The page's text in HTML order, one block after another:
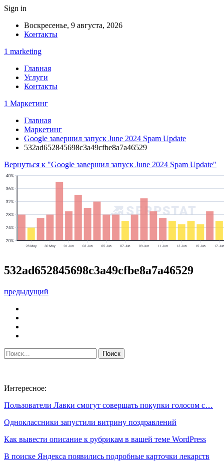
Sign in
Воскресенье, 9 августа, 2026
Контакты
1 marketing
Главная
Услуги
Контакты
1 Маркетинг
Главная
Маркетинг
Google завершил запуск June 2024 Spam Update
532ad652845698c3a49cfbe8a7a46529
Вернуться к "Google завершил запуск June 2024 Spam Update"
532ad652845698c3a49cfbe8a7a46529
предыдущий
Интересное:
Пользователи Лавки смогут совершать покупки голосом с…
Одноклассники запустили витрину поздравлений
Как вывести описание к рубрикам в вашей теме WordPress
В поиске Яндекса появились подробные карточки лекарств